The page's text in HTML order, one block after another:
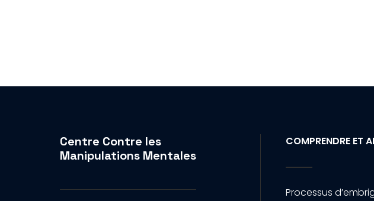
Centre Contre les
Manipulations Mentales
COMPRENDRE ET
Processus